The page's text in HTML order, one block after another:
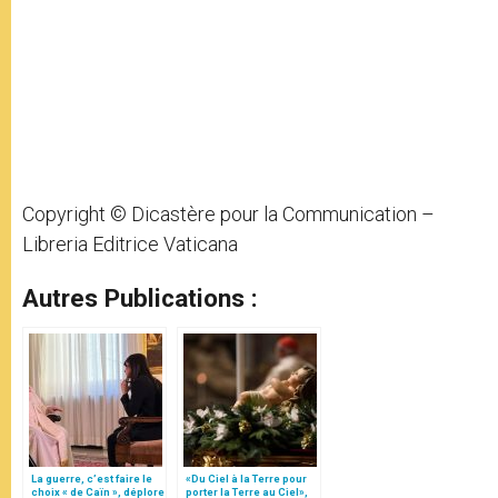
Copyright © Dicastère pour la Communication –
Libreria Editrice Vaticana
Autres Publications :
La guerre, c’est faire le
choix « de Caïn », déplore
«Du Ciel à la Terre pour
porter la Terre au Ciel»,